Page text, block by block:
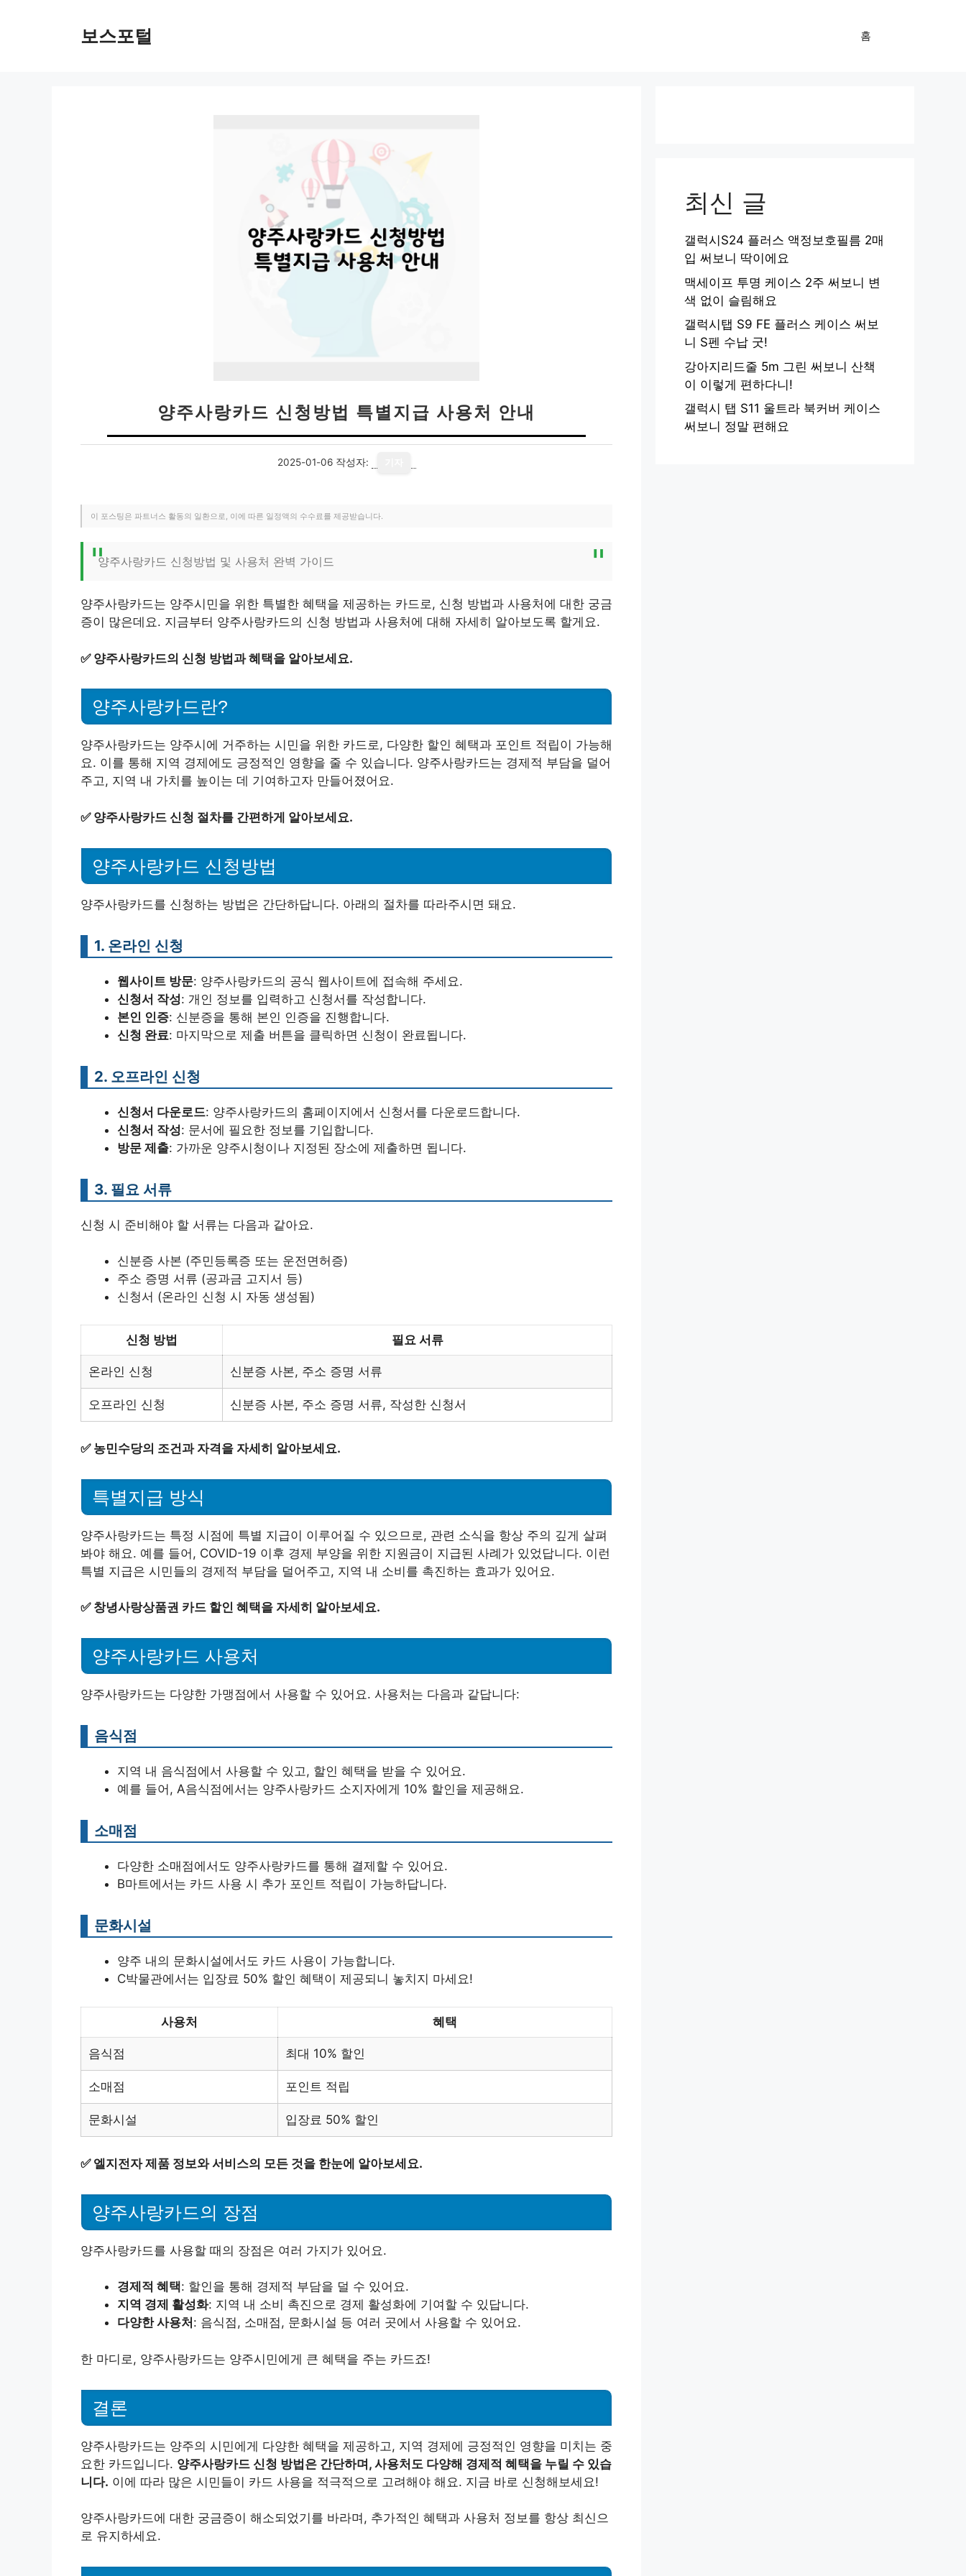
보스포털 홈
양주사랑카드 신청방법 특별지급 사용처 안내
2025-01-06 작성자:
이 포스팅은 파트너스 활동의 일환으로, 이에 따른 일정액의 수수료를 제공받습니다.
양주사랑카드 신청방법 및 사용처 완벽 가이드
양주사랑카드는 양주시민을 위한 특별한 혜택을 제공하는 카드로, 신청 방법과 사용처에 대한 궁금
증이 많은데요. 지금부터 양주사랑카드의 신청 방법과 사용처에 대해 자세히 알아보도록 할게요.
✅ 양주사랑카드의 신청 방법과 혜택을 알아보세요.
양주사랑카드란?
양주사랑카드는 양주시에 거주하는 시민을 위한 카드로, 다양한 할인 혜택과 포인트 적립이 가능해
요. 이를 통해 지역 경제에도 긍정적인 영향을 줄 수 있습니다. 양주사랑카드는 경제적 부담을 덜어
주고, 지역 내 가치를 높이는 데 기여하고자 만들어졌어요.
✅ 양주사랑카드 신청 절차를 간편하게 알아보세요.
양주사랑카드 신청방법
양주사랑카드를 신청하는 방법은 간단하답니다. 아래의 절차를 따라주시면 돼요.
1. 온라인 신청
웹사이트 방문: 양주사랑카드의 공식 웹사이트에 접속해 주세요.
신청서 작성: 개인 정보를 입력하고 신청서를 작성합니다.
본인 인증: 신분증을 통해 본인 인증을 진행합니다.
신청 완료: 마지막으로 제출 버튼을 클릭하면 신청이 완료됩니다.
2. 오프라인 신청
신청서 다운로드: 양주사랑카드의 홈페이지에서 신청서를 다운로드합니다.
신청서 작성: 문서에 필요한 정보를 기입합니다.
방문 제출: 가까운 양주시청이나 지정된 장소에 제출하면 됩니다.
3. 필요 서류
신청 시 준비해야 할 서류는 다음과 같아요.
신분증 사본 (주민등록증 또는 운전면허증)
주소 증명 서류 (공과금 고지서 등)
신청서 (온라인 신청 시 자동 생성됨)
신청 방법 필요 서류
온라인 신청 신분증 사본, 주소 증명 서류
오프라인 신청 신분증 사본, 주소 증명 서류, 작성한 신청서
✅ 농민수당의 조건과 자격을 자세히 알아보세요.
특별지급 방식
양주사랑카드는 특정 시점에 특별 지급이 이루어질 수 있으므로, 관련 소식을 항상 주의 깊게 살펴
봐야 해요. 예를 들어, COVID-19 이후 경제 부양을 위한 지원금이 지급된 사례가 있었답니다. 이런
특별 지급은 시민들의 경제적 부담을 덜어주고, 지역 내 소비를 촉진하는 효과가 있어요.
✅ 창녕사랑상품권 카드 할인 혜택을 자세히 알아보세요.
양주사랑카드 사용처
양주사랑카드는 다양한 가맹점에서 사용할 수 있어요. 사용처는 다음과 같답니다:
음식점
지역 내 음식점에서 사용할 수 있고, 할인 혜택을 받을 수 있어요.
예를 들어, A음식점에서는 양주사랑카드 소지자에게 10% 할인을 제공해요.
소매점
다양한 소매점에서도 양주사랑카드를 통해 결제할 수 있어요.
B마트에서는 카드 사용 시 추가 포인트 적립이 가능하답니다.
문화시설
양주 내의 문화시설에서도 카드 사용이 가능합니다.
C박물관에서는 입장료 50% 할인 혜택이 제공되니 놓치지 마세요!
사용처 혜택
음식점 최대 10% 할인
소매점 포인트 적립
문화시설 입장료 50% 할인
✅ 엘지전자 제품 정보와 서비스의 모든 것을 한눈에 알아보세요.
양주사랑카드의 장점
양주사랑카드를 사용할 때의 장점은 여러 가지가 있어요.
경제적 혜택: 할인을 통해 경제적 부담을 덜 수 있어요.
지역 경제 활성화: 지역 내 소비 촉진으로 경제 활성화에 기여할 수 있답니다.
다양한 사용처 : 음식점, 소매점, 문화시설 등 여러 곳에서 사용할 수 있어요.
한 마디로, 양주사랑카드는 양주시민에게 큰 혜택을 주는 카드죠!
결론
양주사랑카드는 양주의 시민에게 다양한 혜택을 제공하고, 지역 경제에 긍정적인 영향을 미치는 중
요한 카드입니다. 양주사랑카드 신청 방법은 간단하며, 사용처도 다양해 경제적 혜택을 누릴 수 있습
니다. 이에 따라 많은 시민들이 카드 사용을 적극적으로 고려해야 해요. 지금 바로 신청해보세요!
양주사랑카드에 대한 궁금증이 해소되었기를 바라며, 추가적인 혜택과 사용처 정보를 항상 최신으
로 유지하세요.
최신 글
갤럭시S24 플러스 액정보호필름 2매
입 써보니 딱이에요
맥세이프 투명 케이스 2주 써보니 변
색 없이 슬림해요
갤럭시탭 S9 FE 플러스 케이스 써보
니 S펜 수납 굿!
강아지리드줄 5m 그린 써보니 산책
이 이렇게 편하다니!
갤럭시 탭 S11 울트라 북커버 케이스
써보니 정말 편해요